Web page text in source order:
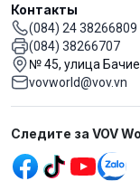
Контакты
(084) 24 38266809
(084) 38266707
№ 45, улица
vovworld@vov.vn
Mạng xã hội
Следите за VOV